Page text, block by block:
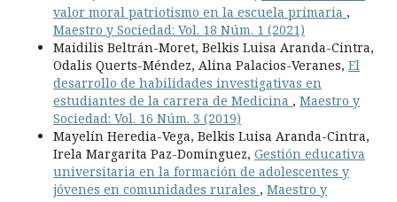
valor moral patriotismo en la escuela primaria ,
Maestro y Sociedad: Vol. 18 Núm. 1 (2021)
Maidilis Beltrán-Moret, Belkis Luisa Aranda-Cintra,
Odalis Querts-Méndez, Alina Palacios-Veranes, El
desarrollo de habilidades investigativas en
estudiantes de la carrera de Medicina , Maestro y
Sociedad: Vol. 16 Núm. 3 (2019)
Mayelín Heredia-Vega, Belkis Luisa Aranda-Cintra,
Irela Margarita Paz-Dominguez, Gestión educativa
universitaria en la formación de adolescentes y
jóvenes en comunidades rurales , Maestro y